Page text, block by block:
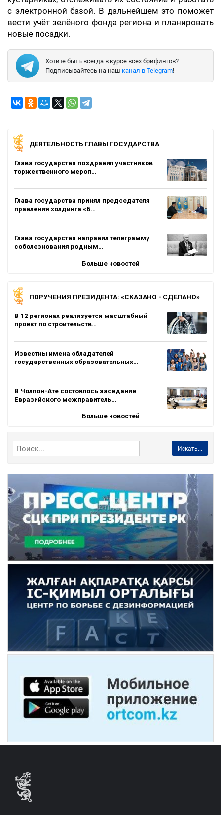
с электронной базой. В дальнейшем это поможет
вести учёт зелёного фонда региона и планировать
новые посадки.
Хотите быть всегда в курсе всех брифингов?
Подписывайтесь на наш канал в Telegram!
ДЕЯТЕЛЬНОСТЬ ГЛАВЫ ГОСУДАРСТВА
Глава государства поздравил участников
торжественного мероп…
Глава государства принял председателя
правления холдинга «Б…
Глава государства направил телеграмму
соболезнования родным…
Больше новостей
ПОРУЧЕНИЯ ПРЕЗИДЕНТА: «СКАЗАНО - СДЕЛАНО»
В 12 регионах реализуется масштабный
проект по строительств…
Известны имена обладателей
государственных образовательных…
В Чолпон-Ате состоялось заседание
Евразийского межправитель…
Больше новостей
Искать...